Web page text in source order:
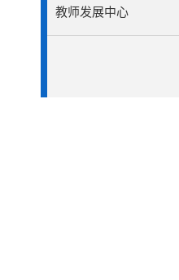
教师发展中心